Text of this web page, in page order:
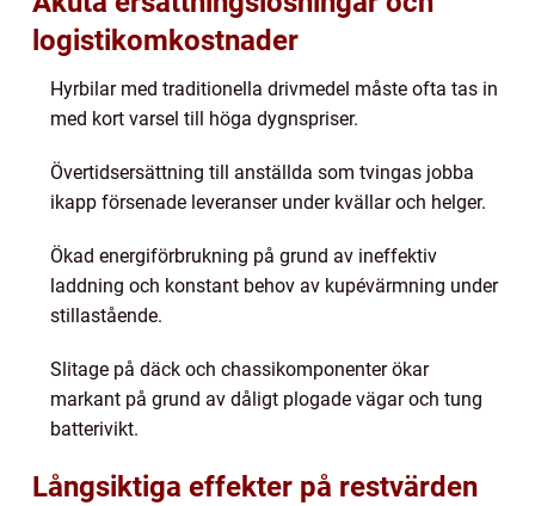
logistikomkostnader
Hyrbilar med traditionella drivmedel måste ofta tas in
med kort varsel till höga dygnspriser.
Övertidsersättning till anställda som tvingas jobba
ikapp försenade leveranser under kvällar och helger.
Ökad energiförbrukning på grund av ineffektiv
laddning och konstant behov av kupévärmning under
stillastående.
Slitage på däck och chassikomponenter ökar
markant på grund av dåligt plogade vägar och tung
batterivikt.
Långsiktiga effekter på restvärden